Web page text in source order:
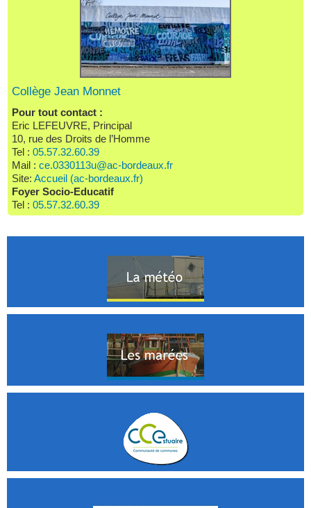
Collège Jean Monnet
Pour tout contact :
Eric LEFEUVRE, Principal
10, rue des Droits de l’Homme
Tel : 05.57.32.60.39
Mail : ce.0330113u@ac-bordeaux.fr
Site: Accueil (ac-bordeaux.fr)
Foyer Socio-Educatif
Tel : 05.57.32.60.39